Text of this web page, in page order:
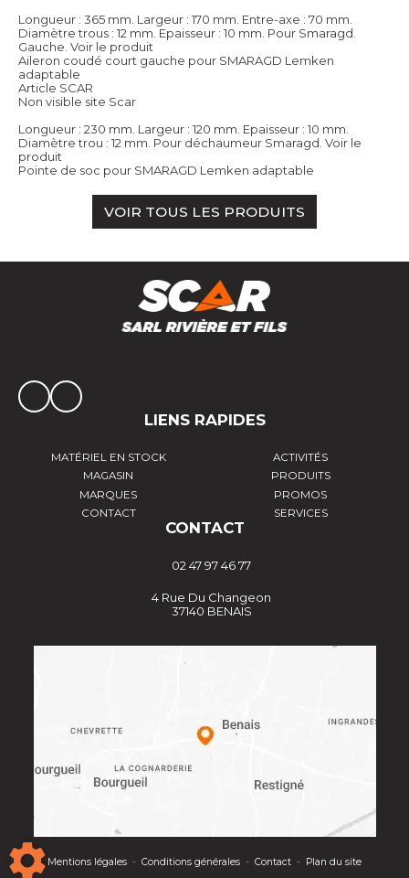
Longueur : 365 mm. Largeur : 170 mm. Entre-axe : 70 mm.
Diamètre trous : 12 mm. Epaisseur : 10 mm. Pour Smaragd.
Gauche. Voir le produit
Aileron coudé court gauche pour SMARAGD Lemken
adaptable
Article SCAR
Non visible site Scar
Longueur : 230 mm. Largeur : 120 mm. Epaisseur : 10 mm.
Diamètre trou : 12 mm. Pour déchaumeur Smaragd. Voir le
produit
Pointe de soc pour SMARAGD Lemken adaptable
VOIR TOUS LES PRODUITS
LIENS RAPIDES
MATÉRIEL EN STOCK
ACTIVITÉS
MAGASIN
PRODUITS
MARQUES
PROMOS
CONTACT
SERVICES
CONTACT
02 47 97 46 77
4 Rue Du Changeon
37140 BENAIS
Mentions légales - Conditions générales - Contact - Plan du site